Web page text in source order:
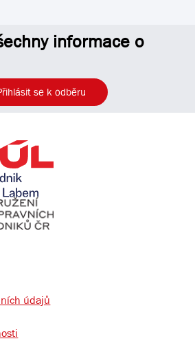
informace o
se k odběru
údajů